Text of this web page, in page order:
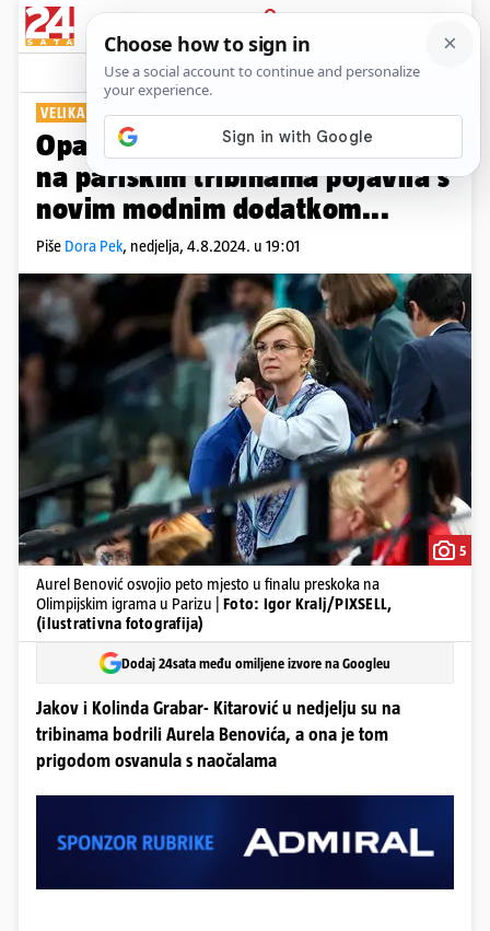
PRIJAVA
Show Komentari
VELIKA NAVIJAČICA
Opa, koja promjena! Kolinda se
na pariškim tribinama pojavila s
novim modnim dodatkom...
Piše Dora Pek, nedjelja, 4.8.2024. u 19:01
5
Aurel Benović osvojio peto mjesto u finalu preskoka na
Olimpijskim igrama u Parizu | Foto: Igor Kralj/PIXSELL,
(ilustrativna fotografija)
Dodaj 24sata među omiljene izvore na Googleu
Jakov i Kolinda Grabar- Kitarović u nedjelju su na
tribinama bodrili Aurela Benovića, a ona je tom
prigodom osvanula s naočalama